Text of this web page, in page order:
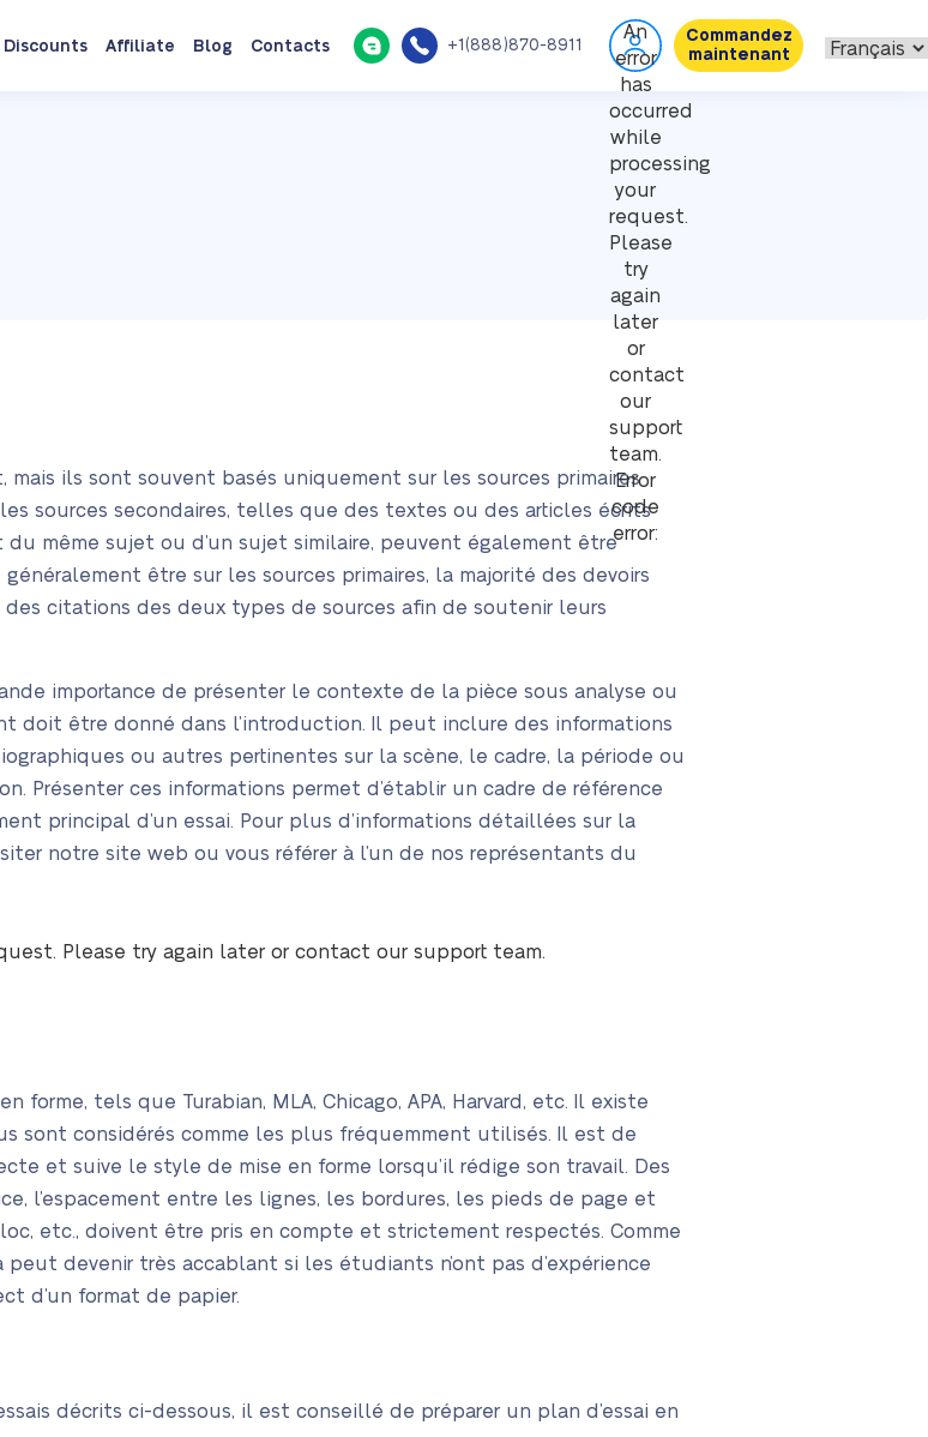
Discounts Affiliate Blog Contacts +1(888)870-8911
An
error
has
occurred
while
processing
your
request.
Please
try
again
later
or
contact
our
support
team.
Error
code
error:
Commandez
maintenant
mais ils sont souvent basés uniquement sur les sources primaires
sources secondaires, telles que des textes ou des articles écrits
même sujet ou d’un sujet similaire, peuvent également être
être sur les sources primaires, la majorité des devoirs
citations des deux types de sources afin de soutenir leurs
importance de présenter le contexte de la pièce sous analyse ou
doit être donné dans l’introduction. Il peut inclure des informations
ou autres pertinentes sur la scène, le cadre, la période ou
Présenter ces informations permet d’établir un cadre de référence
principal d’un essai. Pour plus d’informations détaillées sur la
notre site web ou vous référer à l’un de nos représentants du
Please try again later or contact our support team.
forme, tels que Turabian, MLA, Chicago, APA, Harvard, etc. Il existe
sont considérés comme les plus fréquemment utilisés. Il est de
et suive le style de mise en forme lorsqu’il rédige son travail. Des
entre les lignes, les bordures, les pieds de page et
etc., doivent être pris en compte et strictement respectés. Comme
devenir très accablant si les étudiants n’ont pas d’expérience
d’un format de papier.
décrits ci-dessous, il est conseillé de préparer un plan d’essai en